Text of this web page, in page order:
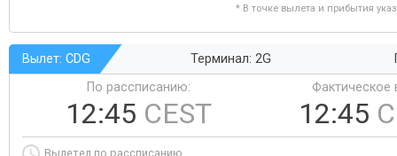
* В точке вылета и прибытия
Вылет: CDG Терминал: 2G
По рассписанию:
12:45 CEST
Фактическое
12:45
Вылетел по рассписанию